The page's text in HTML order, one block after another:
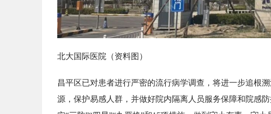
北大国际医院（资料图）
昌平区已对患者进行严密的流行病学调查，将进一步追根
源，保护易感人群，并做好院内隔离人员服务保障和院感